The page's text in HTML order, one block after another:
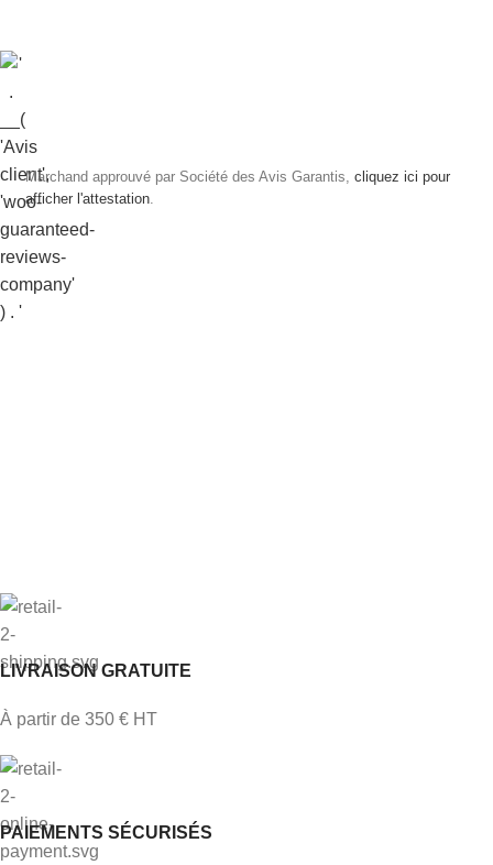
Marchand approuvé par Société des Avis Garantis, cliquez ici pour
afficher l'attestation
LIVRAISON GRATUITE
À partir de 350 € HT
PAIEMENTS SÉCURISÉS